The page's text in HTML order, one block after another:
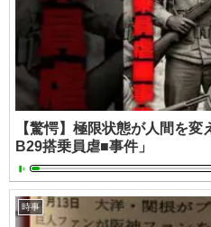
【驚愕】極限状態が人間を
B29搭乗員虐■事件」
時事